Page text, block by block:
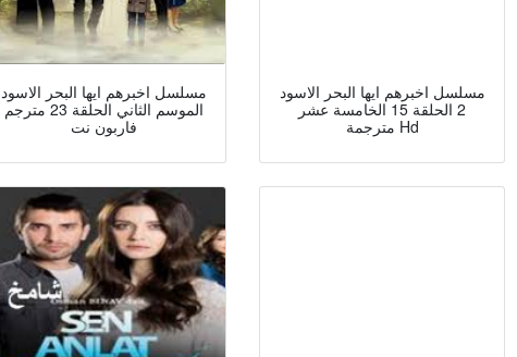
مسلسل اخبرهم ايها البحر الاسود
الموسم الثاني الحلقة 23 مترجم
فاربون نت
مسلسل اخبرهم ايها البحر الاسود
2 الحلقة 15 الخامسة عشر
مترجمة Hd